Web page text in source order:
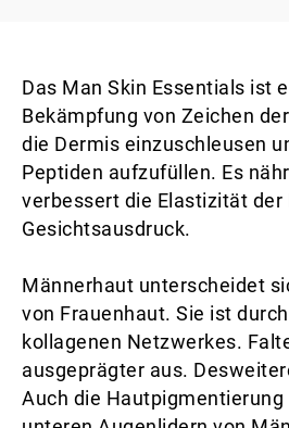
Das Man Skin Essentials ist
Bekämpfung von Zeichen
die Dermis einzuschleusen
Peptiden aufzufüllen. Es
verbessert die Elastizität
Gesichtsausdruck.
Männerhaut unterscheidet
von Frauenhaut. Sie ist
kollagenen Netzwerkes.
ausgeprägter aus.
Auch die